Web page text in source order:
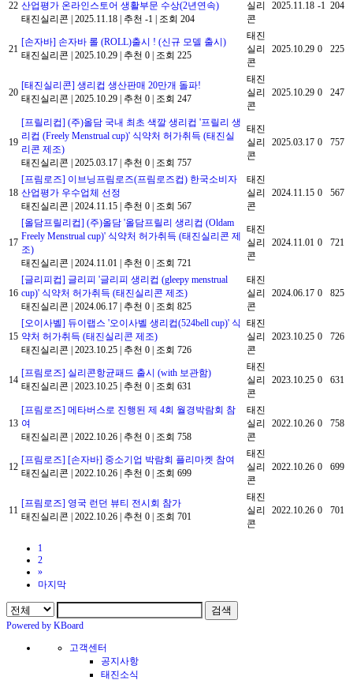
22 산업평가 온라인스토어 생활부문 수상(2년연속)
태진실리콘
2025.11.18 추천 -1 조회 204
실리
콘
2025.11.18 -1 204
21
[손자바] 손자바 롤 (ROLL)출시 ! (신규 모델 출시)
태진실리콘
2025.10.29 추천 0 조회 225
태진
실리
콘
2025.10.29 0 225
20
[태진실리콘] 생리컵 생산판매 20만개 돌파!
태진실리콘
2025.10.29 추천 0 조회 247
태진
실리
콘
2025.10.29 0 247
19
[프릴리컵] (주)올담 국내 최초 색깔 생리컵 '프릴리 생
리컵 (Freely Menstrual cup)' 식약처 허가취득 (태진실
리콘 제조)
태진실리콘
2025.03.17 추천 0 조회 757
태진
실리
콘
2025.03.17 0 757
18
[프림로즈] 이브닝프림로즈(프림로즈컵) 한국소비자
산업평가 우수업체 선정
태진실리콘
2024.11.15 추천 0 조회 567
태진
실리
콘
2024.11.15 0 567
17
[올담프릴리컵] (주)올담 '올담프릴리 생리컵 (Oldam
Freely Menstrual cup)' 식약처 허가취득 (태진실리콘 제
조)
태진실리콘
2024.11.01 추천 0 조회 721
태진
실리
콘
2024.11.01 0 721
16
[글리피컵] 글리피 '글리피 생리컵 (gleepy menstrual
cup)' 식약처 허가취득 (태진실리콘 제조)
태진실리콘
2024.06.17 추천 0 조회 825
태진
실리
콘
2024.06.17 0 825
15
[오이사벨] 듀이랩스 '오이사벨 생리컵(524bell cup)' 식
약처 허가취득 (태진실리콘 제조)
태진실리콘
2023.10.25 추천 0 조회 726
태진
실리
콘
2023.10.25 0 726
14
[프림로즈] 실리콘항균패드 출시 (with 보관함)
태진실리콘
2023.10.25 추천 0 조회 631
태진
실리
콘
2023.10.25 0 631
13
[프림로즈] 메타버스로 진행된 제 4회 월경박람회 참
여
태진실리콘
2022.10.26 추천 0 조회 758
태진
실리
콘
2022.10.26 0 758
12
[프림로즈] [손자바] 중소기업 박람회 플리마켓 참여
태진실리콘
2022.10.26 추천 0 조회 699
태진
실리
콘
2022.10.26 0 699
11
[프림로즈] 영국 런던 뷰티 전시회 참가
태진실리콘
2022.10.26 추천 0 조회 701
태진
실리
콘
2022.10.26 0 701
1
2
»
마지막
검색
Powered by KBoard
고객센터
공지사항
태진소식